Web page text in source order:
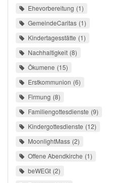
Ehevorbereitung 1
GemeindeCaritas 1
Kindertagesstätte 1
Nachhaltigkeit 8
Ökumene 15
Erstkommunion 6
Firmung 8
Familiengottesdienste 9
Kindergottesdienste 12
MoonlightMass 2
Offene Abendkirche 1
beWEGt 2